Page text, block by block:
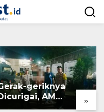
»
geriknya
AM
Diamankan Saat